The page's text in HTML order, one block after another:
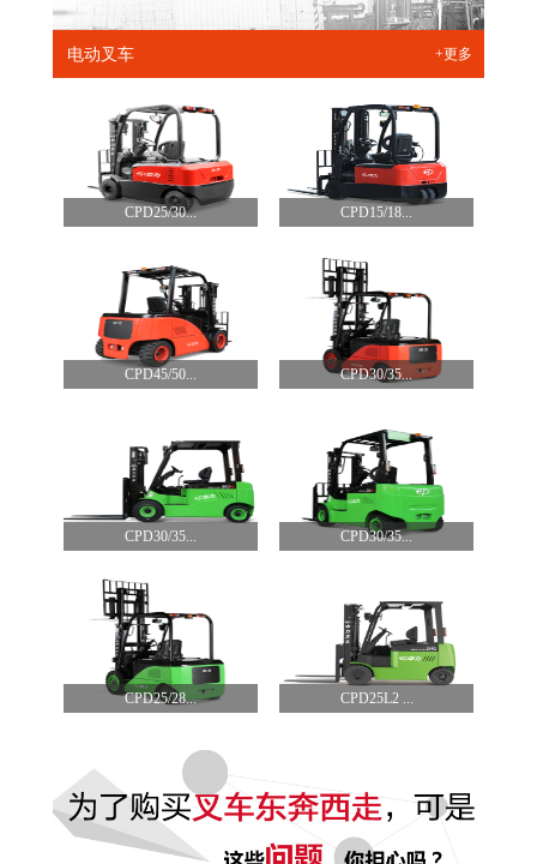
电动叉车 +更多
CPD25/30... CPD15/18...
CPD45/50... CPD30/35...
CPD30/35... CPD30/35...
CPD25/28... CPD25L2 ...